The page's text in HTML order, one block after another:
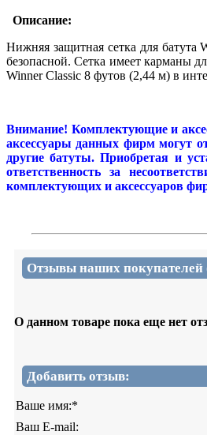
Описание:
Нижняя защитная сетка для батута
безопасной. Сетка имеет карманы
Winner Classic 8 футов (2,44 м) в
Внимание! Комплектующие и
аксессуары данных фирм могут
другие батуты. Приобретая и
ответственность за
комплектующих и аксессуаров
Отзывы наших покупателей
О данном товаре пока еще нет
Добавить отзыв:
Ваше имя:*
Ваш E-mail: